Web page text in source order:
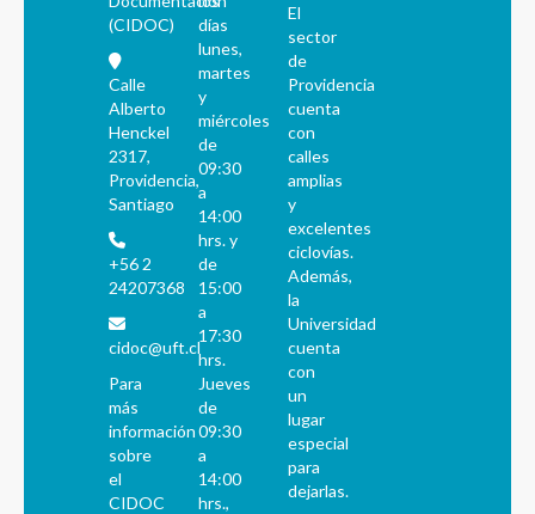
(CIDOC)
Calle
Alberto
Henckel
2317,
Providencia,
Santiago
+56 2
24207368
cidoc@uft.cl
Para
más
información
sobre
el
CIDOC
días
lunes,
martes
y
miércoles
de
09:30
a
14:00
hrs. y
de
15:00
a
17:30
hrs.
Jueves
de
09:30
a
14:00
hrs.,
El
sector
de
Providencia
cuenta
con
calles
amplias
y
excelentes
ciclovías.
Además,
la
Universidad
cuenta
con
un
lugar
especial
para
dejarlas.